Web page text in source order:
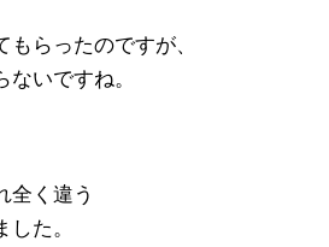
らったのですが、
いですね。
全く違う
た。